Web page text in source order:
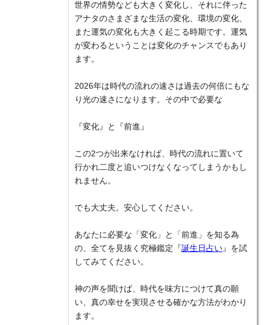
世界の情勢なども大きく変化し、それに伴った
アナタのさまざまな生活の変化、環境の変化、
また運気の変化も大きく起こる時期です。運気
が変わるということは変化のチャンスでもあり
ます。
2026年は時代の流れの速さは過去の何倍にもな
り光の速さになります。その中で必要な
『変化』と『前進』
この2つが出来なければ、時代の流れに置いて
行かれ二度と追いつけなくなってしまうかもし
れません。
でも大丈夫。安心してください。
あなたに必要な「変化」と「前進」を知る為
の、全てを見抜く究極鑑定『誕生日占い 』を試
してみてください。
神の声を聞けば、時代を味方につけて真の願
い、真の幸せを実現させる確かな方法がわかり
ます。